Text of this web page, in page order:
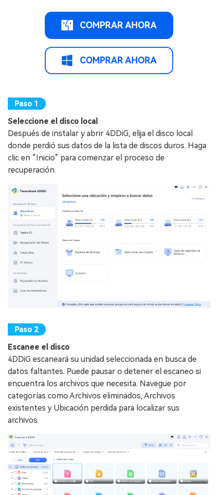
COMPRAR AHORA
COMPRAR AHORA
Seleccione el disco local
Después de instalar y abrir 4DDiG, elija el disco local
donde perdió sus datos de la lista de discos duros. Haga
clic en “Inicio” para comenzar el proceso de
recuperación.
Escanee el disco
4DDiG escaneará su unidad seleccionada en busca de
datos faltantes. Puede pausar o detener el escaneo si
encuentra los archivos que necesita. Navegue por
categorías como Archivos eliminados, Archivos
existentes y Ubicación perdida para localizar sus
archivos.